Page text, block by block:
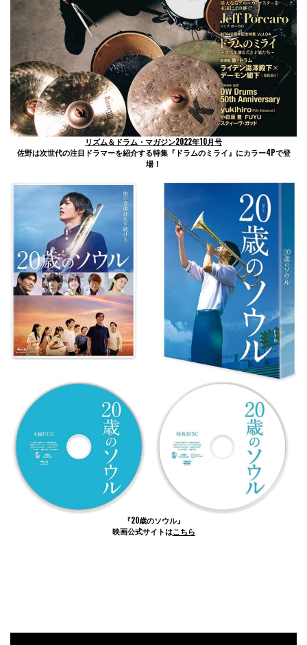
リズム＆ドラム・マガジン2022年10月号
佐野は次世代の注目ドラマーを紹介する特集『ドラムのミライ』にカラー4Pで登
場！
『20歳のソウル』
映画公式サイトはこちら